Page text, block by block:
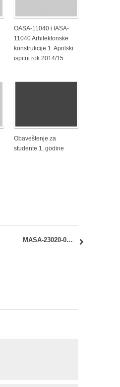
OASA-11040 i IASA-
11040 Arhitektonske
konstrukcije 1: Aprilski
ispitni rok 2014/15.
Obaveštenje za
studente 1. godine
MASA-23020-03 – Istorija i teorija 3 – Arhitektura i nacionalni identitet: Junski ispitni rok – Termin predaje radova